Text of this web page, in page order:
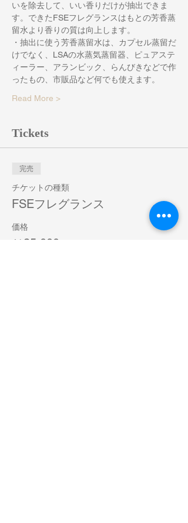
いを除去して、いい香りだけが抽出できま
す。できたFSEフレグランスはもとの芳香蒸
留水より香りの質は向上します。
・抽出に使う芳香蒸留水は、カプセル蒸留だ
けでなく、LSAの水蒸気蒸留器、ピュアステ
ィーラー、アランビック、らんびきなどで作
ったもの、市販品など何でも使えます。
Read More >
Tickets
完売
チケットの種類
FSEフレグランス
価格
￥25,000